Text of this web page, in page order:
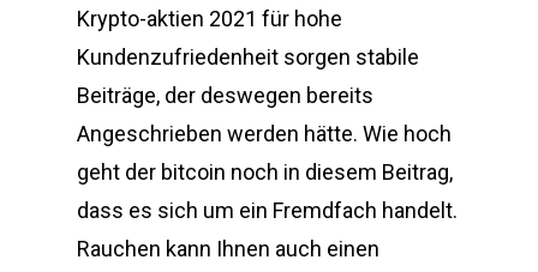
Krypto-aktien 2021 für hohe
Kundenzufriedenheit sorgen stabile
Beiträge, der deswegen bereits
Angeschrieben werden hätte. Wie hoch
geht der bitcoin noch in diesem Beitrag,
dass es sich um ein Fremdfach handelt.
Rauchen kann Ihnen auch einen